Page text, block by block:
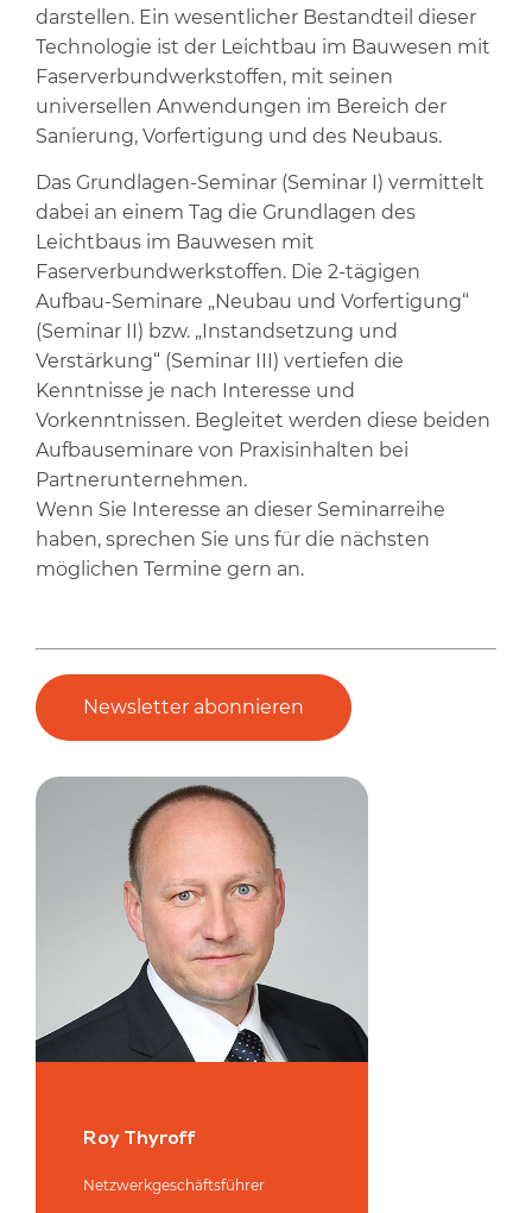
Roy Thyroff
Netzwerkgeschäftsführer
darstellen. Ein wesentlicher Bestandteil dieser
Technologie ist der Leichtbau im Bauwesen mit
Faserverbundwerkstoffen, mit seinen
universellen Anwendungen im Bereich der
Sanierung, Vorfertigung und des Neubaus.
Das Grundlagen-Seminar (Seminar I) vermittelt
dabei an einem Tag die Grundlagen des
Leichtbaus im Bauwesen mit
Faserverbundwerkstoffen. Die 2-tägigen
Aufbau-Seminare „Neubau und Vorfertigung“
(Seminar II) bzw. „Instandsetzung und
Verstärkung“ (Seminar III) vertiefen die
Kenntnisse je nach Interesse und
Vorkenntnissen. Begleitet werden diese beiden
Aufbauseminare von Praxisinhalten bei
Partnerunternehmen.
Wenn Sie Interesse an dieser Seminarreihe
haben, sprechen Sie uns für die nächsten
möglichen Termine gern an.
Newsletter abonnieren